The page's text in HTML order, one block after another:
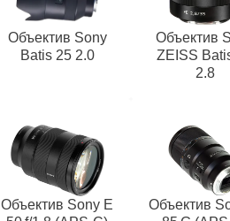
Объектив Sony
Batis 25 2.0
Объектив
ZEISS
2.8
Объектив Sony E
Объектив